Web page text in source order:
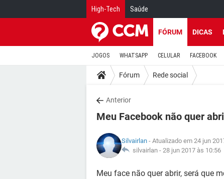
High-Tech Saúde
FÓRUM DICAS
JOGOS WHATSAPP CELULAR FACEBOOK
Fórum Rede social
Anterior
Meu Facebook não quer
Silvairlan - Atualizado em 24 jun
silvairlan - 28 jun 2017 às 10:56
Meu face não quer abrir, será que